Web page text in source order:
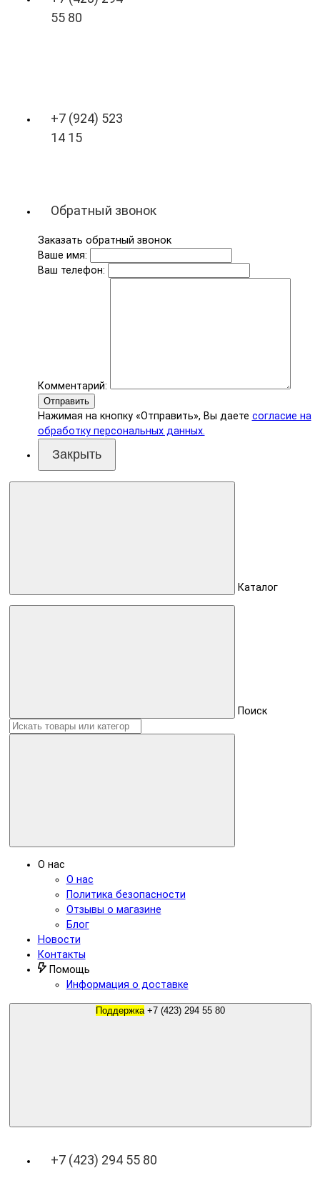
55 80
+7 (924) 523
14 15
Обратный звонок
Заказать обратный звонок
Ваше имя:
Ваш телефон:
Комментарий:
Отправить
Нажимая на кнопку «Отправить», Вы даете согласие на
обработку персональных данных.
Закрыть
Каталог
Поиск
О нас
О нас
Политика безопасности
Отзывы о магазине
Блог
Новости
Контакты
Помощь
Информация о доставке
Поддержка +7 (423) 294 55 80
+7 (423) 294 55 80